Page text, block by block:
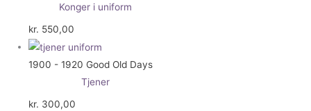
Konger i uniform
kr. 550,00
1900 - 1920 Good Old Days
Tjener
kr. 300,00